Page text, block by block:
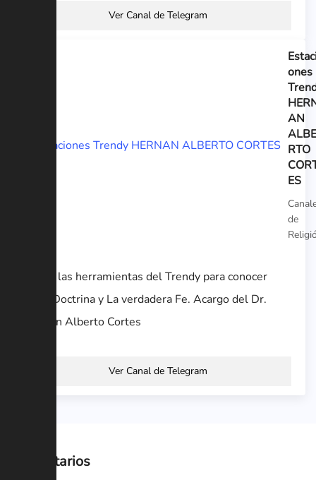
Ver Canal de Telegram
ones
AN
ALBE
RTO
ES
de
Todas las herramientas del Trendy para conocer
Sana Doctrina y La verdadera Fe. Acargo del Dr.
Hernán Alberto Cortes
Ver Canal de Telegram
Comentarios